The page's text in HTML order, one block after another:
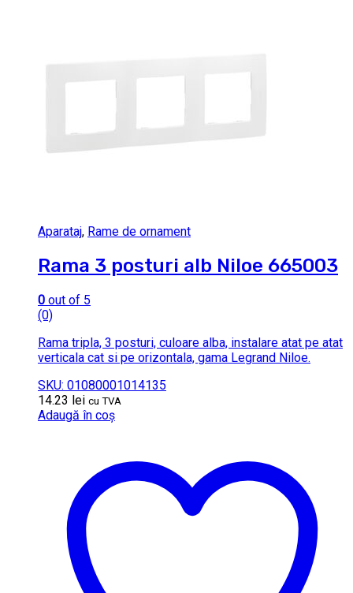
Aparataj, Rame de ornament
Rama 3 posturi alb Niloe 665003
0 out of 5
(0)
Rama tripla, 3 posturi, culoare alba, instalare atat pe atat
verticala cat si pe orizontala, gama Legrand Niloe.
SKU: 01080001014135
14.23 lei cu TVA
Adaugă în coș